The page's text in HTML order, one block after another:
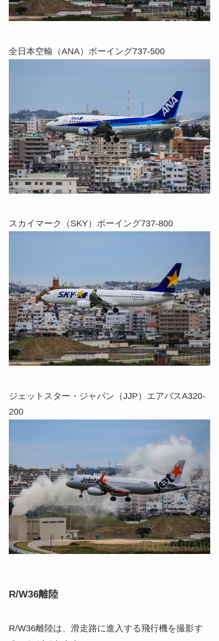
全日本空輸（ANA）ボーイング737-500
スカイマーク（SKY）ボーイング737-800
ジェットスター・ジャパン（JJP）エアバスA320-
200
R/W36離陸
R/W36離陸は、滑走路に進入する飛行機を撮影す